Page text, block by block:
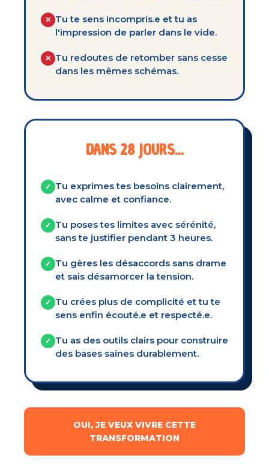
✕ Tu te sens incompris.e et tu as
l'impression de parler dans le vide.
✕ Tu redoutes de retomber sans cesse
dans les mêmes schémas.
DANS 28 JOURS...
✓ Tu exprimes tes besoins clairement,
avec calme et confiance.
✓ Tu poses tes limites avec sérénité,
sans te justifier pendant 3 heures.
✓ Tu gères les désaccords sans drame
et sais désamorcer la tension.
✓ Tu crées plus de complicité et tu te
sens enfin écouté.e et respecté.e.
✓ Tu as des outils clairs pour construire
des bases saines durablement.
OUI, JE VEUX VIVRE CETTE
TRANSFORMATION